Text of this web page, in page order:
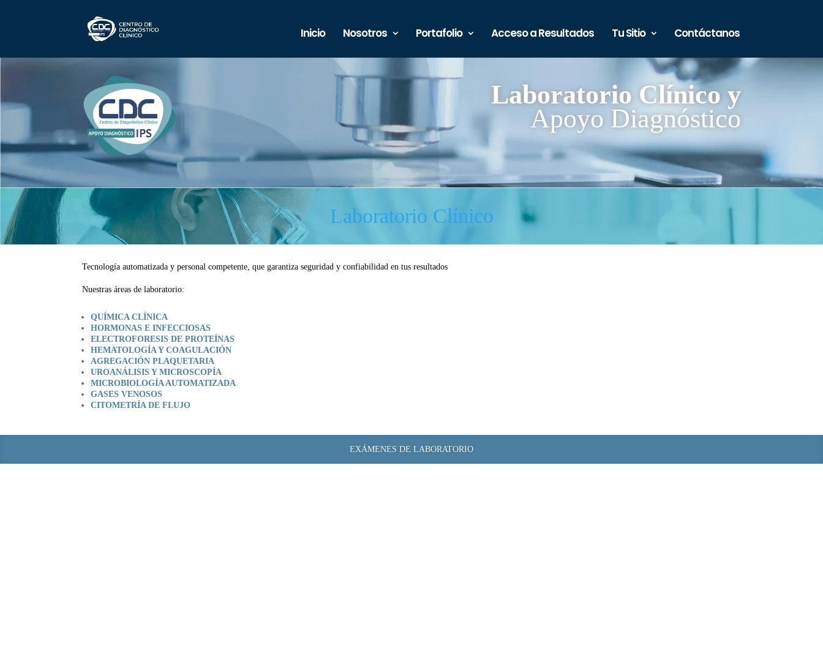
Inicio Nosotros Portafolio Acceso a Resultados Tu Sitio Contáctanos
Laboratorio Clínico y
Apoyo Diagnóstico
Laboratorio Clínico
Tecnología automatizada y personal competente, que garantiza seguridad y confiabilidad en tus resultados
Nuestras áreas de laboratorio:
QUÍMICA CLÍNICA
HORMONAS E INFECCIOSAS
ELECTROFORESIS DE PROTEÍNAS
HEMATOLOGÍA Y COAGULACIÓN
AGREGACIÓN PLAQUETARIA
UROANÁLISIS Y MICROSCOPÍA
MICROBIOLOGÍA AUTOMATIZADA
GASES VENOSOS
CITOMETRÍA DE FLUJO
EXÁMENES DE LABORATORIO